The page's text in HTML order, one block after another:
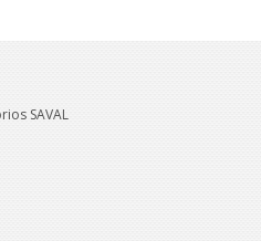
SAVAL